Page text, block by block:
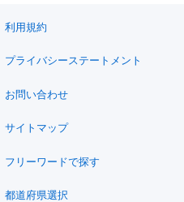
利用規約
プライバシーステートメント
お問い合わせ
サイトマップ
フリーワードで探す
都道府県選択